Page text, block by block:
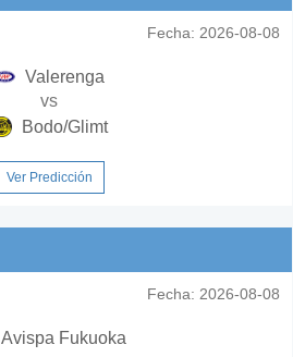
Fecha: 2026-08-08
Valerenga
vs
Bodo/Glimt
Ver Predicción
Fecha: 2026-08-08
Avispa Fukuoka